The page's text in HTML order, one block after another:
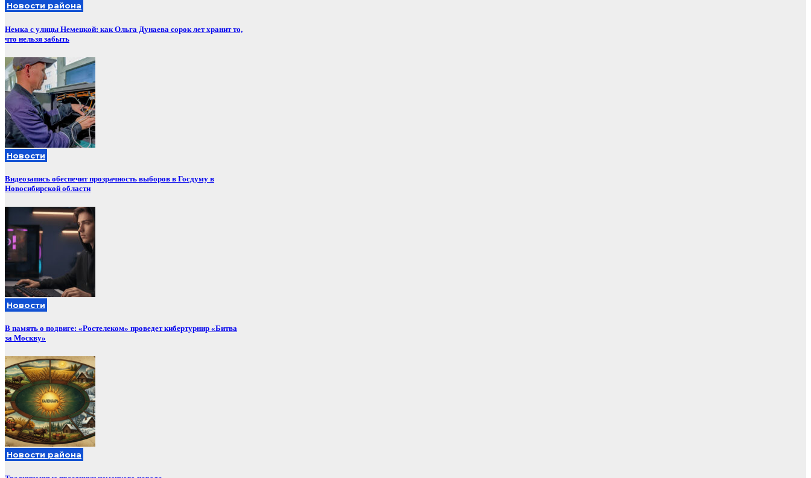
Новости района
Немка с улицы Немецкой: как Ольга Дунаева сорок лет хранит то,
что нельзя забыть
Новости
Видеозапись обеспечит прозрачность выборов в Госдуму в
Новосибирской области
Новости
В память о подвиге: «Ростелеком» проведет кибертурнир «Битва
за Москву»
Новости района